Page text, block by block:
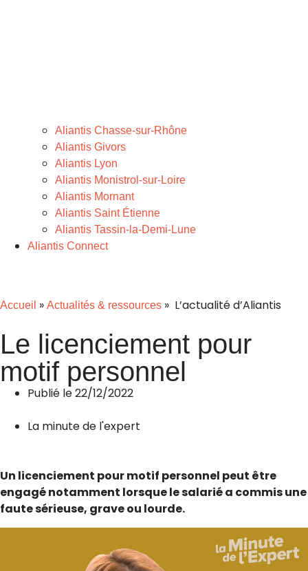
Aliantis Chasse-sur-Rhône
Aliantis Givors
Aliantis Lyon
Aliantis Monistrol-sur-Loire
Aliantis Mornant
Aliantis Saint Étienne
Aliantis Tassin-la-Demi-Lune
Aliantis Connect
Accueil » Actualités & ressources » L’actualité d’Aliantis
Le licenciement pour
motif personnel
Publié le22/12/2022
La minute de l'expert
Un licenciement pour motif personnel peut être
engagé notamment lorsque le salarié a commis une
faute sérieuse, grave ou lourde.